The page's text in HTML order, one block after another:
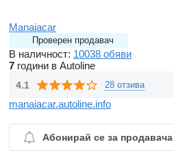
Manaiacar
Проверен продавач
В наличност: 10038 обяви
7 години в Autoline
4.1 28 отзива
manaiacar.autoline.info
Абонирай се за продавача